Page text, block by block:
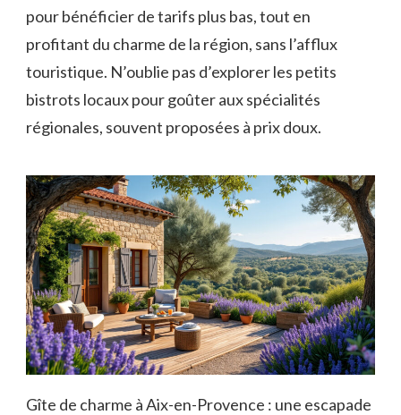
pour bénéficier de tarifs plus bas, tout en
profitant du charme de la région, sans l’afflux
touristique. N’oublie pas d’explorer les petits
bistrots locaux pour goûter aux spécialités
régionales, souvent proposées à prix doux.
Gîte de charme à Aix-en-Provence : une escapade